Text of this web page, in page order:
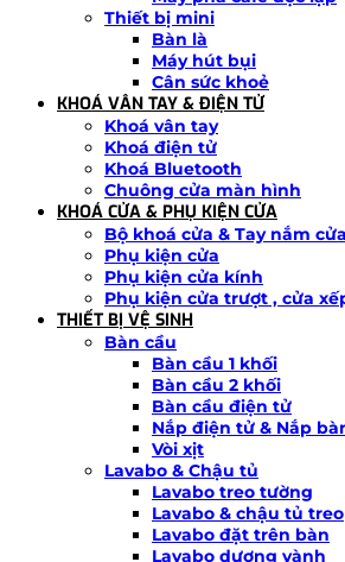
Thiết bị mini
Bàn là
Máy hút bụi
Cân sức khoẻ
KHOÁ VÂN TAY & ĐIỆN TỬ
Khoá vân tay
Khoá điện tử
Khoá Bluetooth
Chuông cửa màn hình
KHOÁ CỬA & PHỤ KIỆN CỬA
Bộ khoá cửa & Tay nắm cửa
Phụ kiện cửa
Phụ kiện cửa kính
Phụ kiện cửa trượt , cửa
THIẾT BỊ VỆ SINH
Bàn cầu
Bàn cầu 1 khối
Bàn cầu 2 khối
Bàn cầu điện tử
Nắp điện tử & Nắp
Vòi xịt
Lavabo & Chậu tủ
Lavabo treo tường
Lavabo & chậu tủ treo
Lavabo đặt trên bàn
Lavabo dương vành